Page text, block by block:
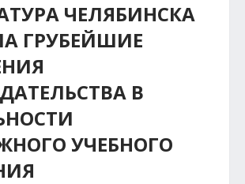
ЧЕЛЯБИНСКА
ГРУБЕЙШИЕ
В
УЧЕБНОГО